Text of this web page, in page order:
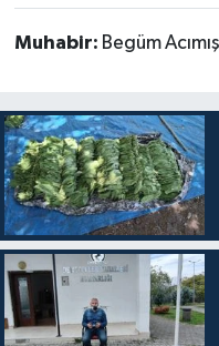
Muhabir: Begüm Acımış